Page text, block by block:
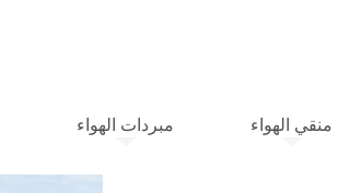
منقي الهواء مبردات الهواء